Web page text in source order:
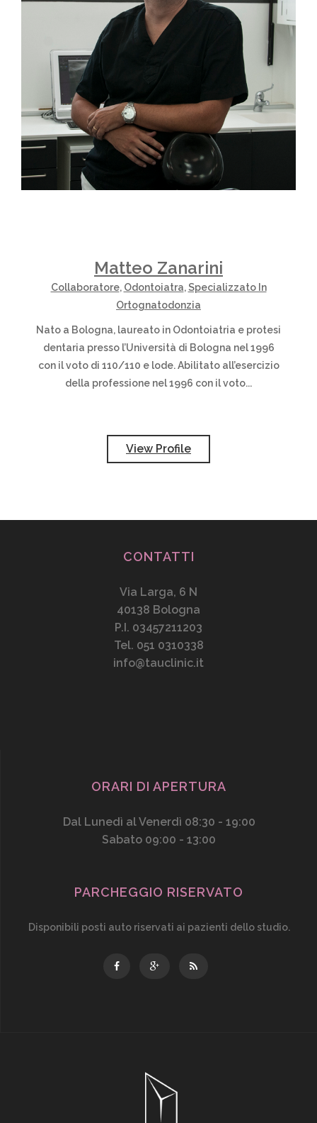
Matteo Zanarini
Collaboratore, Odontoiatra,Specializzato In
Ortognatodonzia
Nato a Bologna, laureato in Odontoiatria e protesi
dentaria presso l’Università di Bologna nel 1996
con il voto di 110/110 e lode. Abilitato all’esercizio
della professione nel 1996 con il voto...
View Profile
CONTATTI
Via Larga, 6 N
40138 Bologna
P.I. 03457211203
Tel. 051 0310338
info@tauclinic.it
ORARI DI APERTURA
Dal Lunedì al Venerdì 08:30 - 19:00
Sabato 09:00 - 13:00
PARCHEGGIO RISERVATO
Disponibili posti auto riservati ai pazienti dello studio.